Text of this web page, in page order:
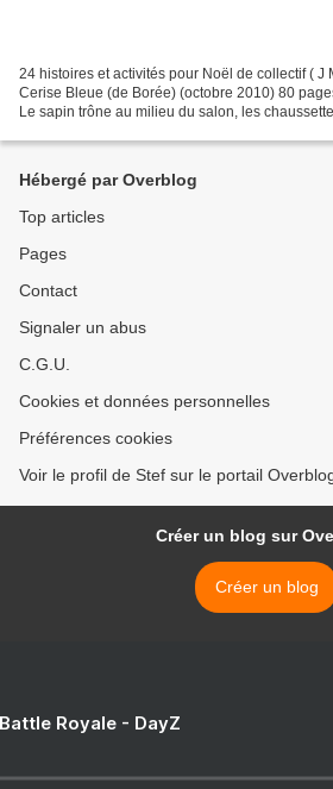
24 histoires et activités pour Noël de collectif ( J
Cerise Bleue (de Borée) (octobre 2010) 80
Le sapin trône au milieu du salon, les
Hébergé par Overblog
Top articles
Pages
Contact
Signaler un abus
C.G.U.
Cookies et données personnelles
Préférences cookies
Voir le profil de Stef sur le portail
Créer un blog sur
Créer un blog
Royale - DayZ